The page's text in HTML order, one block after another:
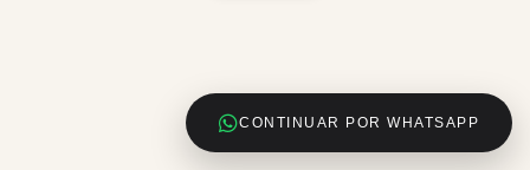
CONTINUAR POR WHATSAPP